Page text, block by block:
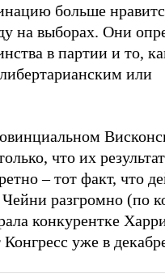
больше
на выборах. Они
в партии и то,
или
что их
– тот факт, что
разгромно (по
конкурентке
уже в